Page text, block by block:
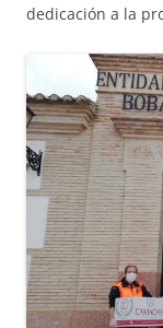
dedicación a la